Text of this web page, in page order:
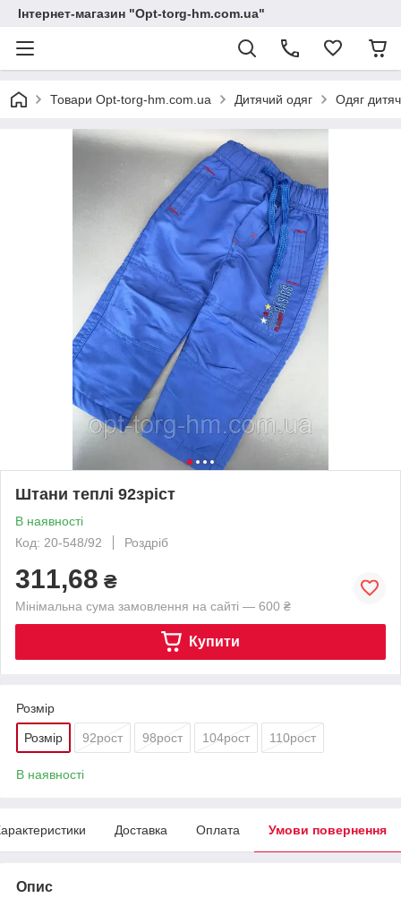
Інтернет-магазин "Opt-torg-hm.com.ua"
Товари Opt-torg-hm.com.ua Дитячий одяг Одяг
Штани теплі 92зріст
В наявності
Код: 20-548/92
Роздріб
311,68 ₴
Мінімальна сума замовлення на сайті — 600 ₴
Купити
Розмір
Розмір 92рост 98рост 104рост 110рост
В наявності
Доставка Оплата Умови повернення
Опис